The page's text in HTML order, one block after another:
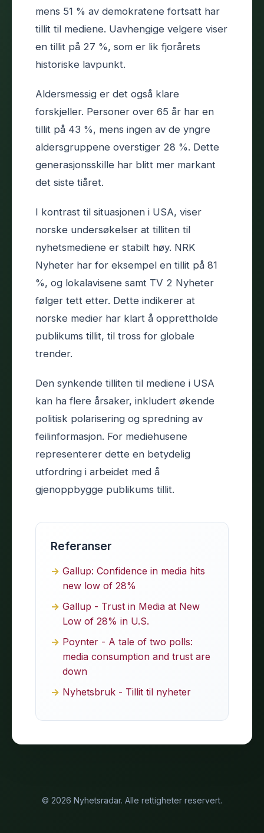
mens 51 % av demokratene fortsatt har
tillit til mediene. Uavhengige velgere viser
en tillit på 27 %, som er lik fjorårets
historiske lavpunkt.
Aldersmessig er det også klare
forskjeller. Personer over 65 år har en
tillit på 43 %, mens ingen av de yngre
aldersgruppene overstiger 28 %. Dette
generasjonsskille har blitt mer markant
det siste tiåret.
I kontrast til situasjonen i USA, viser
norske undersøkelser at tilliten til
nyhetsmediene er stabilt høy. NRK
Nyheter har for eksempel en tillit på 81
%, og lokalavisene samt TV 2 Nyheter
følger tett etter. Dette indikerer at
norske medier har klart å opprettholde
publikums tillit, til tross for globale
trender.
Den synkende tilliten til mediene i USA
kan ha flere årsaker, inkludert økende
politisk polarisering og spredning av
feilinformasjon. For mediehusene
representerer dette en betydelig
utfordring i arbeidet med å
gjenoppbygge publikums tillit.
Referanser
Gallup: Confidence in media hits
new low of 28%
Gallup - Trust in Media at New
Low of 28% in U.S.
Poynter - A tale of two polls:
media consumption and trust are
down
Nyhetsbruk - Tillit til nyheter
© 2026 Nyhetsradar. Alle rettigheter reservert.